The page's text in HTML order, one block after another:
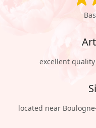
excellent
located near